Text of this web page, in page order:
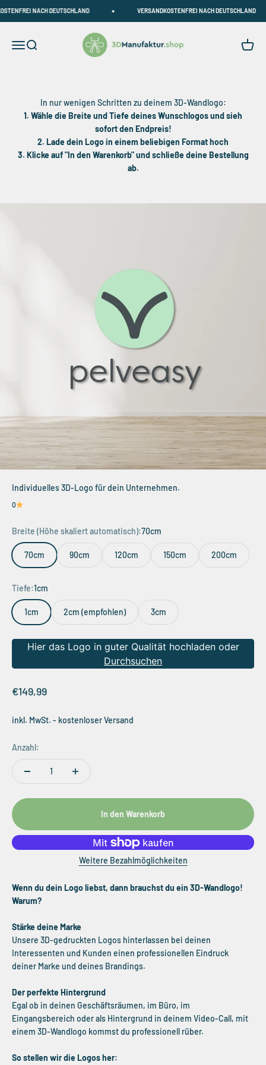
NACH DEUTSCHLAND VERSANDKOSTENFREI NACH DEUTSCHLAND
Navigationsmenü öffnen
Suche öffnen
3DManufaktur.shop
In nur wenigen Schritten zu deinem 3D-Wandlogo:
1. Wähle die Breite und Tiefe deines Wunschlogos und sieh
sofort den Endpreis!
2. Lade dein Logo in einem beliebigen Format hoch
3. Klicke auf "In den Warenkorb" und schließe deine Bestellung
ab.
Individuelles 3D-Logo für dein Unternehmen.
0
Breite (Höhe skaliert automatisch):70cm
70cm 90cm 120cm 150cm 200cm
Tiefe:1cm
1cm 2cm (empfohlen) 3cm
Hier das Logo in guter Qualität hochladen oder
Durchsuchen
Angebot
€149,99
inkl. MwSt. - kostenloser Versand
Anzahl:
In den Warenkorb
Weitere Bezahlmöglichkeiten
Wenn du dein Logo liebst, dann brauchst du ein 3D-Wandlogo!
Warum?
Stärke deine Marke
Unsere 3D-gedruckten Logos hinterlassen bei deinen
Interessenten und Kunden einen professionellen Eindruck
deiner Marke und deines Brandings.
Der perfekte Hintergrund
Egal ob in deinen Geschäftsräumen, im Büro, im
Eingangsbereich oder als Hintergrund in deinem Video-Call, mit
einem 3D-Wandlogo kommst du professionell rüber.
So stellen wir die Logos her: